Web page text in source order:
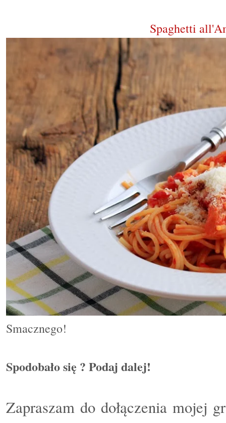
Spaghetti
Smacznego!
Spodobało się ? Podaj dalej!
Zapraszam do dołączenia mojej